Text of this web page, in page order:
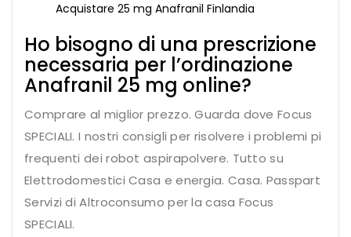
Acquistare 25 mg Anafranil Finlandia
Ho bisogno di una prescrizione
necessaria per l’ordinazione
Anafranil 25 mg online?
Comprare al miglior prezzo. Guarda dove Focus
SPECIALI. I nostri consigli per risolvere i problemi pi
frequenti dei robot aspirapolvere. Tutto su
Elettrodomestici Casa e energia. Casa. Passpart
Servizi di Altroconsumo per la casa Focus
SPECIALI.